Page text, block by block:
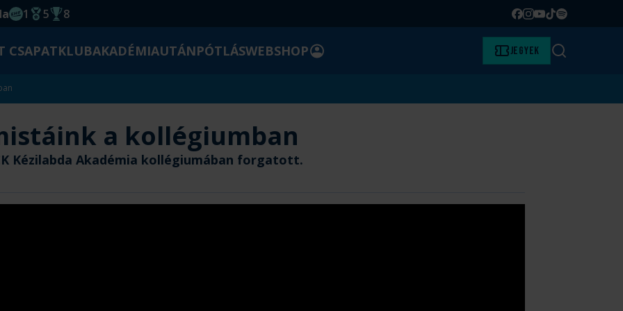
EHF kupagyőzelem 2014
1
Magyar Bajnoki cím
5
Magyar-Kupa győzelem
8 Facebook
Instagram
YouTube
TikTok
Spotify
CSAPATKLUBAKADÉMIAUTÁNPÓTLÁSWEBSHOPBELÉPÉS Jegyek Keresés
a kollégiumban
Kézilabda Akadémia kollégiumában forgatott.